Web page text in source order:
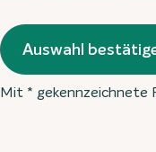
Auswahl
Mit * gekennzeichnete